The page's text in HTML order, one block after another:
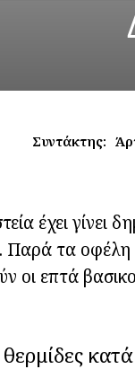
Συντάκτης:
έχει
Παρά τα
οι επτά